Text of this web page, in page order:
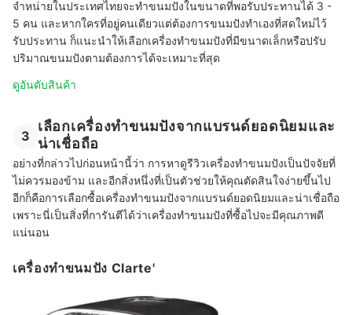
จำหน่ายในประเทศไทยจะทำขนมปังในขนาดที่พอรับประทานได้ 3 -
5 คน และหากใครที่อยู่คนเดียวแต่ต้องการขนมปังทำเองที่สดใหม่ไว้
รับประทาน ก็แนะนำให้เลือกเครื่องทำขนมปังที่มีขนาดเล็กหรือปรับ
ปริมาณขนมปังตามต้องการได้จะเหมาะที่สุด
ดูอันดับสินค้า
3
เลือกเครื่องทำขนมปังจากแบรนด์ยอดนิยมและ
น่าเชื่อถือ
อย่างที่กล่าวไปก่อนหน้านี้ว่า การหาดูรีวิวเครื่องทำขนมปังเป็นปัจจัยที่
ไม่ควรมองข้าม และอีกสิ่งหนึ่งที่เป็นตัวช่วยให้คุณตัดสินใจง่ายขึ้นไป
อีกก็คือการเลือกซื้อเครื่องทำขนมปังจากแบรนด์ยอดนิยมและน่าเชื่อถือ
เพราะนี่เป็นสิ่งที่การันตีได้ว่าเครื่องทำขนมปังที่ซื้อไปจะมีคุณภาพดี
แน่นอน
เครื่องทำขนมปัง Clarte'